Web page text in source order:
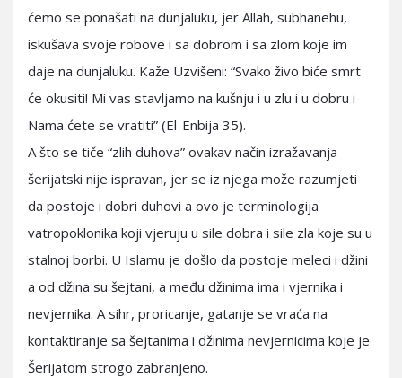
ćemo se ponašati na dunjaluku, jer Allah, subhanehu,
iskušava svoje robove i sa dobrom i sa zlom koje im
daje na dunjaluku. Kaže Uzvišeni: “Svako živo biće smrt
će okusiti! Mi vas stavljamo na kušnju i u zlu i u dobru i
Nama ćete se vratiti” (El-Enbija 35).
A što se tiče “zlih duhova” ovakav način izražavanja
šerijatski nije ispravan, jer se iz njega može razumjeti
da postoje i dobri duhovi a ovo je terminologija
vatropoklonika koji vjeruju u sile dobra i sile zla koje su u
stalnoj borbi. U Islamu je došlo da postoje meleci i džini
a od džina su šejtani, a među džinima ima i vjernika i
nevjernika. A sihr, proricanje, gatanje se vraća na
kontaktiranje sa šejtanima i džinima nevjernicima koje je
Šerijatom strogo zabranjeno.